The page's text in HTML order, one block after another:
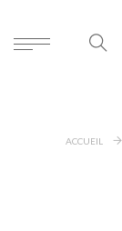
ACCUEIL